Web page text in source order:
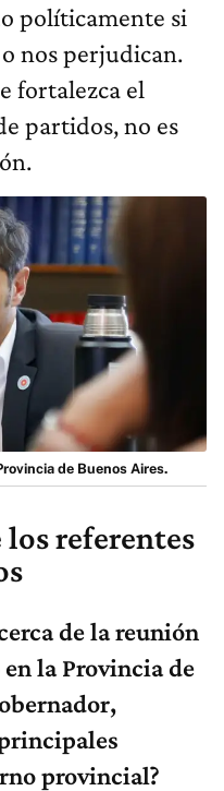
políticamente si
nos perjudican.
fortalezca el
partidos, no es
de Buenos Aires.
los referentes
de la reunión
la Provincia de
provincial?